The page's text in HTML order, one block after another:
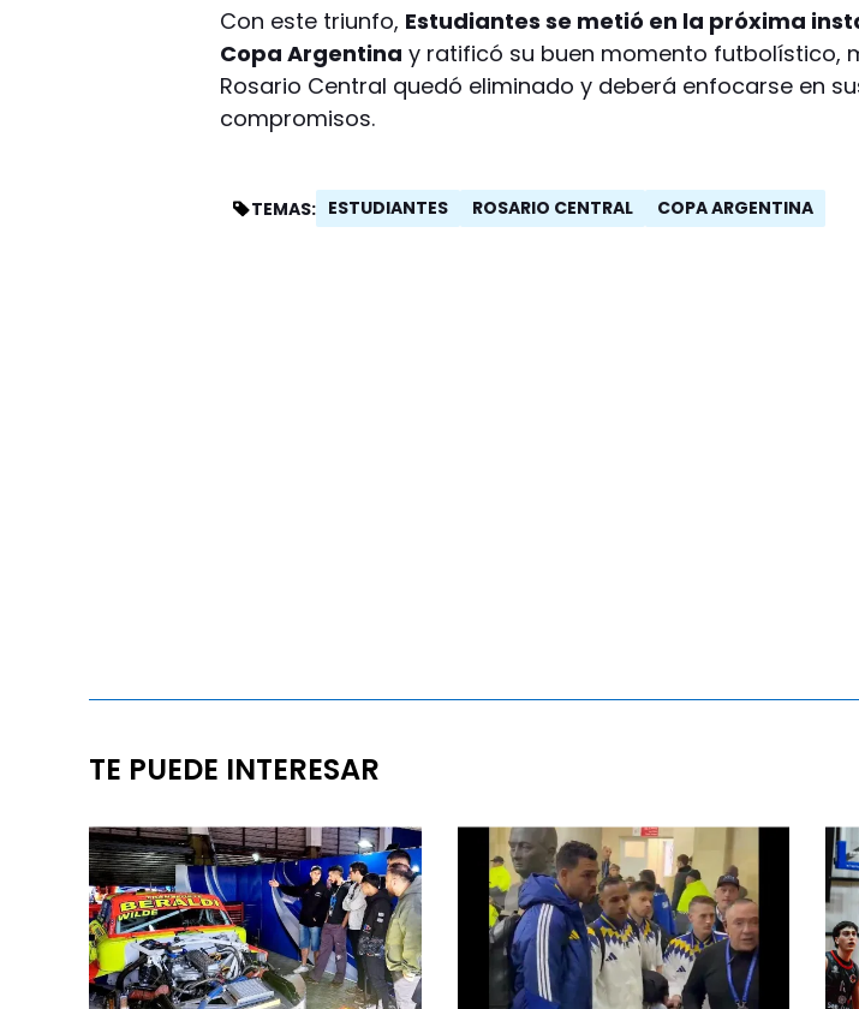
Con este triunfo, Estudiantes se metió en la próxima
Copa Argentina y ratificó su buen momento futbolístico,
Rosario Central quedó eliminado y deberá enfocarse en
compromisos.
TEMAS: ESTUDIANTES ROSARIO CENTRAL COPA ARGENTINA
TE PUEDE INTERESAR